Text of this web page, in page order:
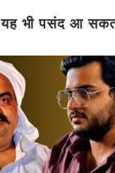
भी पसंद आ